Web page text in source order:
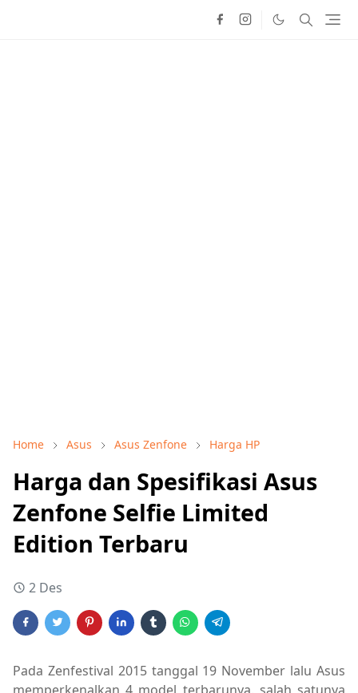
Home Asus Asus Zenfone Harga HP
Harga dan Spesifikasi Asus
Zenfone Selfie Limited
Edition Terbaru
2 Des
Pada Zenfestival 2015 tanggal 19 November lalu Asus